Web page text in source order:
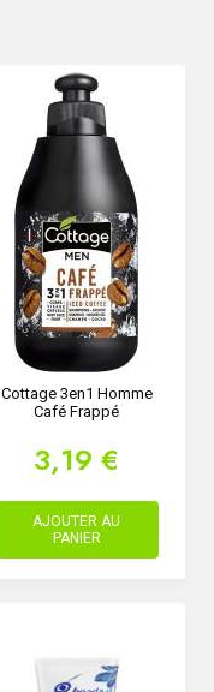
Cottage 3en1 Homme
Café Frappé
3,19 €
AJOUTER AU
PANIER